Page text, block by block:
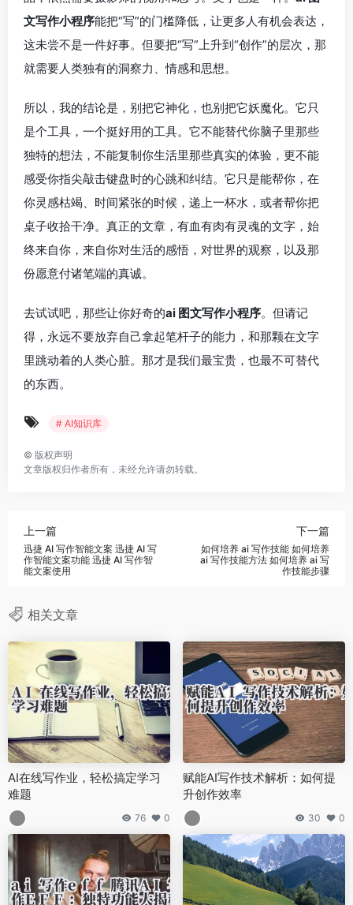
文写作小程序能把“写”的门槛降低，让更多人有机会表达，
这未尝不是一件好事。但要把“写”上升到“创作”的层次，那
就需要人类独有的洞察力、情感和思想。
所以，我的结论是，别把它神化，也别把它妖魔化。它只
是个工具，一个挺好用的工具。它不能替代你脑子里那些
独特的想法，不能复制你生活里那些真实的体验，更不能
感受你指尖敲击键盘时的心跳和纠结。它只是能帮你，在
你灵感枯竭、时间紧张的时候，递上一杯水，或者帮你把
桌子收拾干净。真正的文章，有血有肉有灵魂的文字，始
终来自你，来自你对生活的感悟，对世界的观察，以及那
份愿意付诸笔端的真诚。
去试试吧，那些让你好奇的ai 图文写作小程序。但请记
得，永远不要放弃自己拿起笔杆子的能力，和那颗在文字
里跳动着的人类心脏。那才是我们最宝贵，也最不可替代
的东西。
# AI知识库
© 版权声明
文章版权归作者所有，未经允许请勿转载。
上一篇
迅捷 AI 写作智能文案 迅捷 AI 写
作智能文案功能 迅捷 AI 写作智
能文案使用
下一篇
如何培养 ai 写作技能 如何培养
ai 写作技能方法 如何培养 ai 写
作技能步骤
相关文章
AI在线写作业，轻松搞定学习
难题
76 0
赋能AI写作技术解析：如何提
升创作效率
30 0